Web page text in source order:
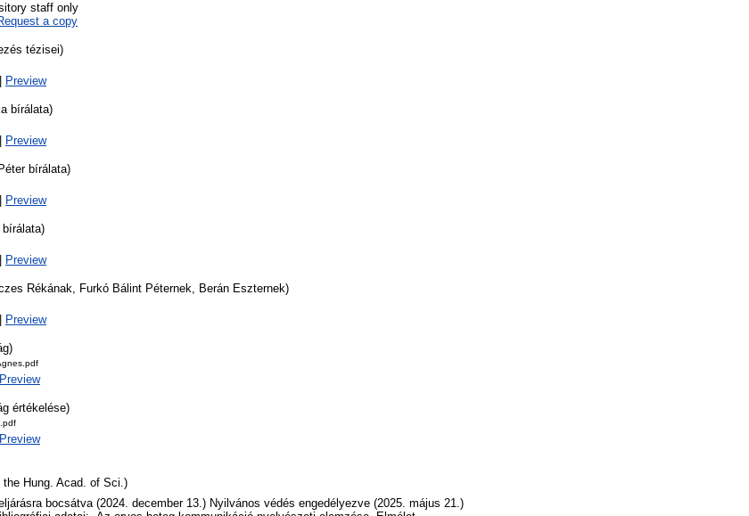
staff only
a copy
tézisei)
Preview
bírálata)
Preview
bírálata)
Preview
Preview
Rékának, Furkó Bálint Péternek, Berán Eszternek)
Preview
Preview
értékelése)
Preview
Hung. Acad. of Sci.)
bocsátva (2024. december 13.) Nyilvános védés engedélyezve (2025. május 21.)